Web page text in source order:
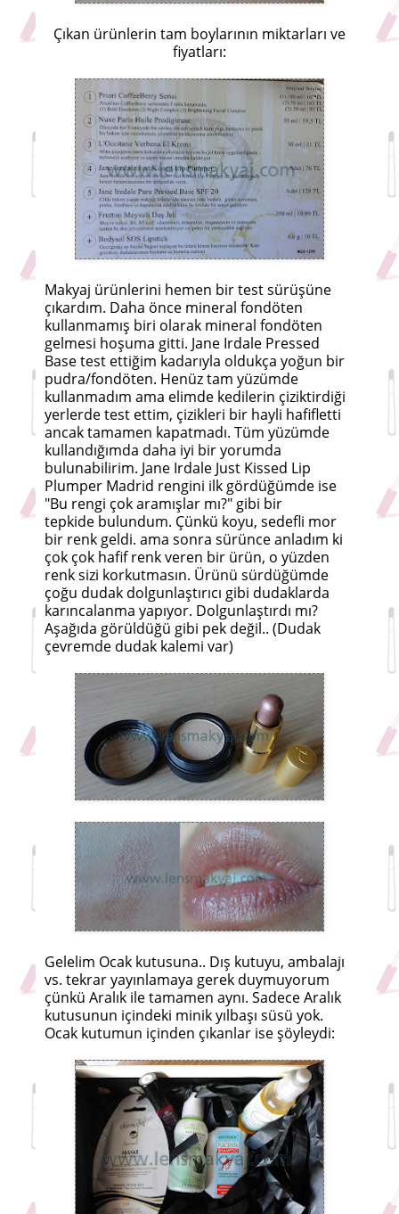
Çıkan ürünlerin tam boylarının miktarları ve
fiyatları:
Makyaj ürünlerini hemen bir test sürüşüne
çıkardım. Daha önce mineral fondöten
kullanmamış biri olarak mineral fondöten
gelmesi hoşuma gitti. Jane Irdale Pressed
Base test ettiğim kadarıyla oldukça yoğun bir
pudra/fondöten. Henüz tam yüzümde
kullanmadım ama elimde kedilerin çiziktirdiği
yerlerde test ettim, çizikleri bir hayli hafifletti
ancak tamamen kapatmadı. Tüm yüzümde
kullandığımda daha iyi bir yorumda
bulunabilirim. Jane Irdale Just Kissed Lip
Plumper Madrid rengini ilk gördüğümde ise
"Bu rengi çok aramışlar mı?" gibi bir
tepkide bulundum. Çünkü koyu, sedefli mor
bir renk geldi. ama sonra sürünce anladım ki
çok çok hafif renk veren bir ürün, o yüzden
renk sizi korkutmasın. Ürünü sürdüğümde
çoğu dudak dolgunlaştırıcı gibi dudaklarda
karıncalanma yapıyor. Dolgunlaştırdı mı?
Aşağıda görüldüğü gibi pek değil.. (Dudak
çevremde dudak kalemi var)
Gelelim Ocak kutusuna.. Dış kutuyu, ambalajı
vs. tekrar yayınlamaya gerek duymuyorum
çünkü Aralık ile tamamen aynı. Sadece Aralık
kutusunun içindeki minik yılbaşı süsü yok.
Ocak kutumun içinden çıkanlar ise şöyleydi: